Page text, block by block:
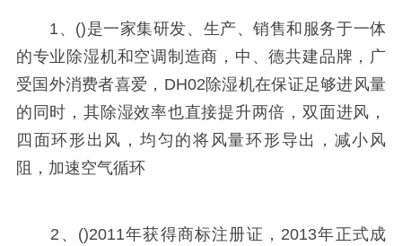
1、()是一家集研发、生产、销售和服务于一体
的专业除湿机和空调制造商，中、德共建品牌，广
受国外消费者喜爱，DH02除湿机在保证足够进风量
的同时，其除湿效率也直接提升两倍，双面进风，
四面环形出风，均匀的将风量环形导出，减小风
阻，加速空气循环
2、()2011年获得商标注册证，2013年正式成